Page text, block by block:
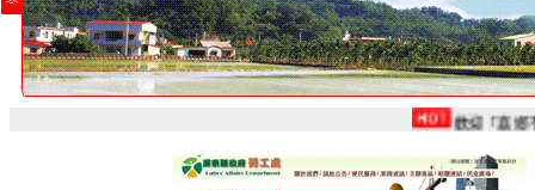
歡迎「嘉鄉不